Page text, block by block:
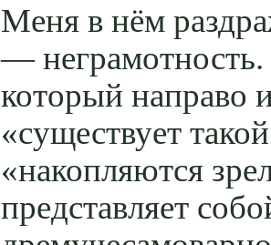
Меня в нём
— неграмотность.
который направо
«существует
«накопляются
представляет